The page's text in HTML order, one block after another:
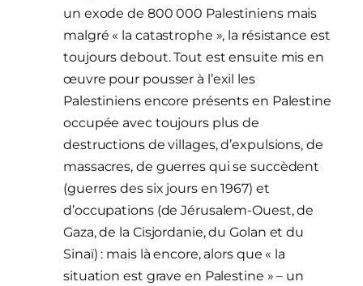
un exode de 800 000 Palestiniens mais
malgré « la catastrophe », la résistance est
toujours debout. Tout est ensuite mis en
œuvre pour pousser à l’exil les
Palestiniens encore présents en Palestine
occupée avec toujours plus de
destructions de villages, d’expulsions, de
massacres, de guerres qui se succèdent
(guerres des six jours en 1967) et
d’occupations (de Jérusalem-Ouest, de
Gaza, de la Cisjordanie, du Golan et du
Sinaï) : mais là encore, alors que « la
situation est grave en Palestine » – un